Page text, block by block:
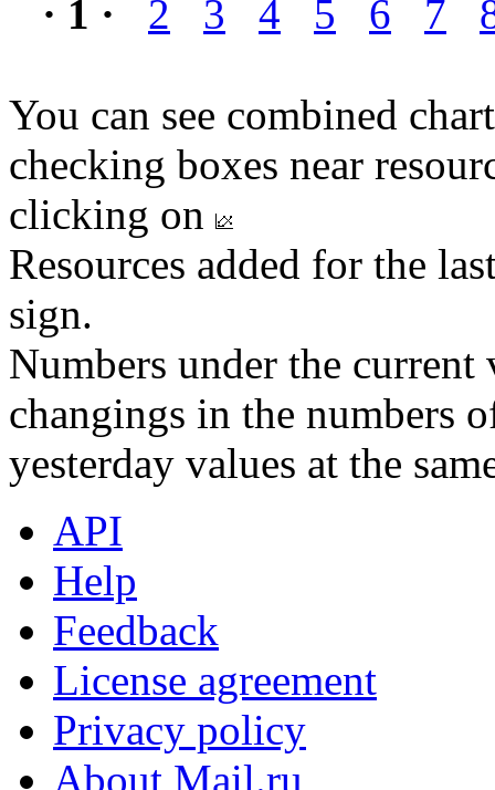
· 1 · 2 3 4 5 6 7
You can see combined
checking boxes near
clicking on
Resources added for the
sign.
Numbers under the
changings in the numbers
yesterday values at the
API
Help
Feedback
License agreement
Privacy policy
About Mail.ru